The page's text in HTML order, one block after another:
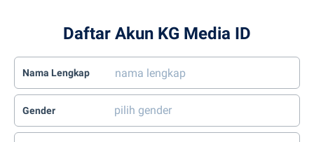
Daftar Akun KG Media ID
Nama Lengkap
Gender